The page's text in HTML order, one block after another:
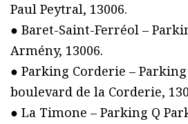
Paul Peytral, 13006.
● Baret-Saint-Ferréol –
Armény, 13006.
● Parking Corderie – Parking
boulevard de la Corderie,
● La Timone – Parking Q